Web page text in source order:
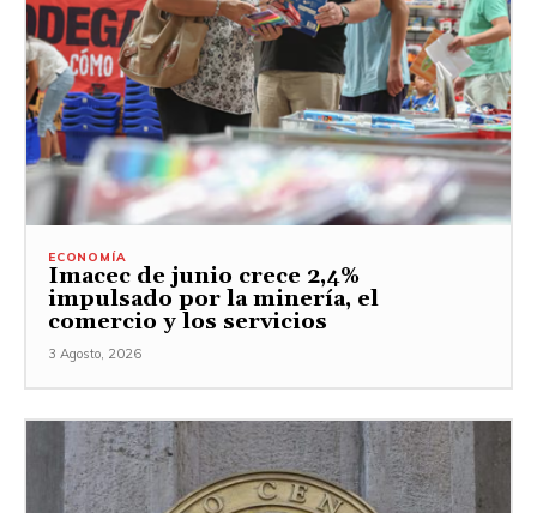
ECONOMÍA
Imacec de junio crece 2,4%
impulsado por la minería, el
comercio y los servicios
3 Agosto, 2026